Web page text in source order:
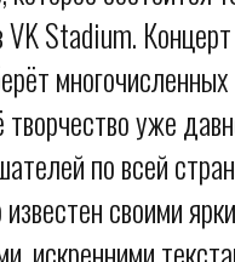
Stadium.
многочисленных
творчество уже
по всей
своими
искренними